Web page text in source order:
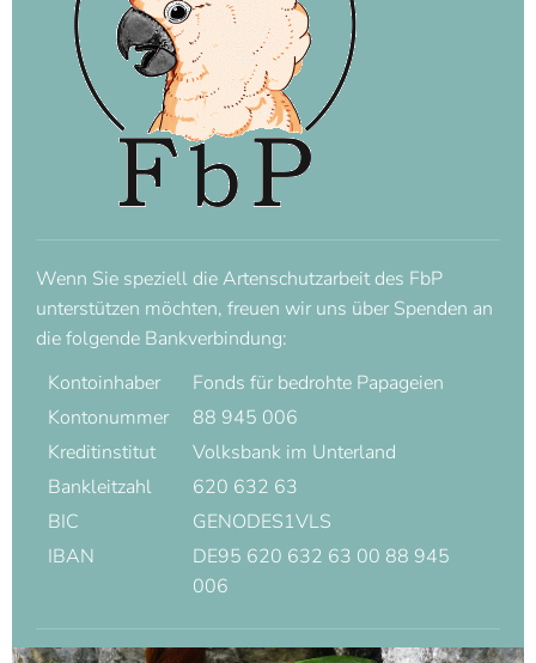
Wenn Sie speziell die Artenschutzarbeit des FbP
unterstützen möchten, freuen wir uns über Spenden an
die folgende Bankverbindung:
Kontoinhaber
Fonds für bedrohte Papageien
Kontonummer
88 945 006
Kreditinstitut
Volksbank im Unterland
Bankleitzahl
620 632 63
BIC
GENODES1VLS
IBAN
DE95 620 632 63 00 88 945
006